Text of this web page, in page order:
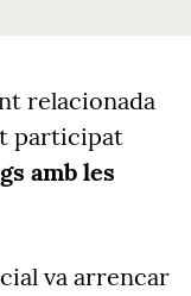
relacionada
participat
amb les
va arrencar